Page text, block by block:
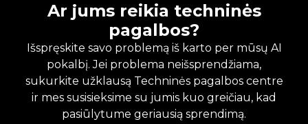
Ar jums reikia techninės
pagalbos?
Išspręskite savo problemą iš karto per mūsų AI
pokalbį. Jei problema neišsprendžiama,
sukurkite užklausą Techninės pagalbos centre
ir mes susisieksime su jumis kuo greičiau, kad
pasiūlytume geriausią sprendimą.